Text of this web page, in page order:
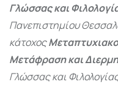
Γλώσσας και
Πανεπιστημίου
κάτοχος
Μετάφραση και
Γλώσσας και